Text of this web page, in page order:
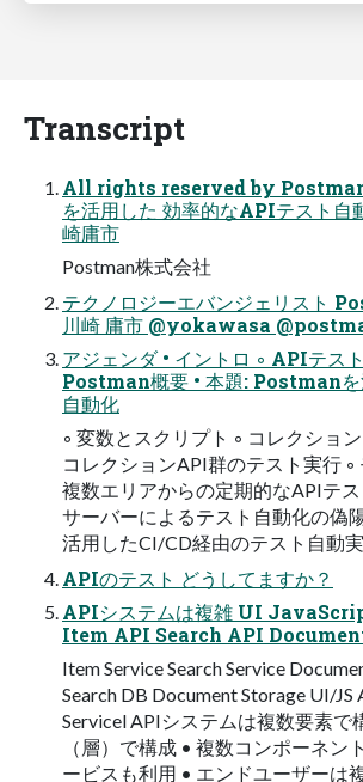
Transcript
All rights reserved by
を活用した 効率的なAPIテスト自
崎庸市
Postman株式会社
テクノロジーエバンジェリスト
川崎 庸市 @yokawasa
アジェンダ • イントロ ◦ APIテス
Postman概要 • 本題: Postmanを
自動化
◦ 変数とスクリプト ◦ コレクショ
コレクションAPI群のテスト実行 ◦
複数エリアからの定期的なAPIテス
サーバーによるテスト自動化の偽
活用したCI/CD経由のテスト自動
APIのテスト どうしてますか？
APIシステムは複雑 UI
Item API Search API
Item Service Search Service
Search DB Document Storage UI/JS
Servicel APIシステムは複数要素で
（層）で構成 • 複数コンポーネン
ービスも利用 • エンドユーザーは